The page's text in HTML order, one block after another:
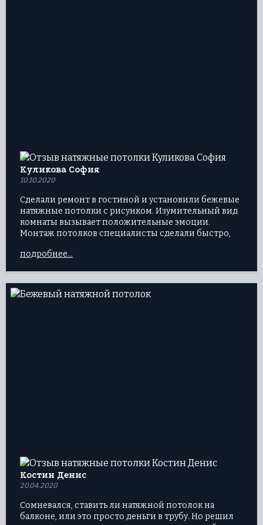
Куликова София
10.10.2020
Сделали ремонт в гостиной и установили бежевые
натяжные потолки с рисунком. Изумительный вид
комнаты вызывает положительные эмоции.
Монтаж потолков специалисты сделали быстро,
полгода, но вид потолочной части остался
подробнее...
Костин Денис
20.04.2020
Сомневался, ставить ли натяжной потолок на
балконе, или это просто деньги в трубу. Но решил